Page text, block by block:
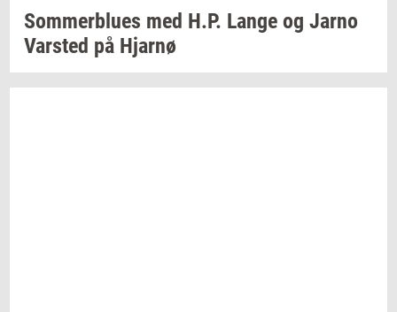
Som­mer­blu­es med H.P. Lange og Jarno
Var­sted på Hjar­nø